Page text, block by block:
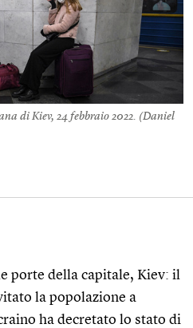
di Kiev, 24 febbraio 2022. (Daniel
porte della capitale, Kiev: il
la popolazione a
ha decretato lo stato di